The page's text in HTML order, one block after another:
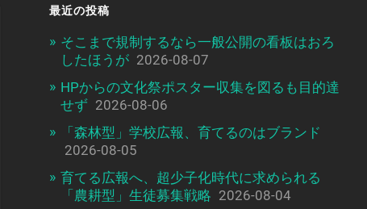
最近の投稿
そこまで規制するなら一般公開の看板はおろ
したほうが 2026-08-07
HPからの文化祭ポスター収集を図るも目的達
せず 2026-08-06
「森林型」学校広報、育てるのはブランド
2026-08-05
育てる広報へ、超少子化時代に求められる
「農耕型」生徒募集戦略 2026-08-04